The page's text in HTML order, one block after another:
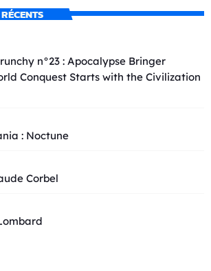
n°23 : Apocalypse Bringer
Conquest Starts with the Civilization
: Noctune
Corbel